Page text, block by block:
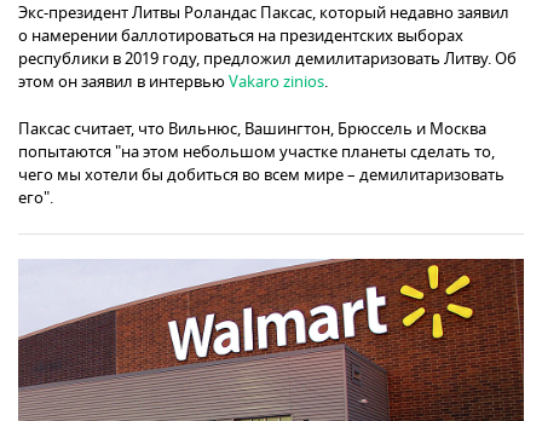
Экс-президент Литвы Роландас Паксас, который недавно заявил
о намерении баллотироваться на президентских выборах
республики в 2019 году, предложил демилитаризовать Литву. Об
этом он заявил в интервьюVakaro zinios.
Паксас считает, что Вильнюс, Вашингтон, Брюссель и Москва
попытаются "на этом небольшом участке планеты сделать то,
чего мы хотели бы добиться во всем мире – демилитаризовать
его".